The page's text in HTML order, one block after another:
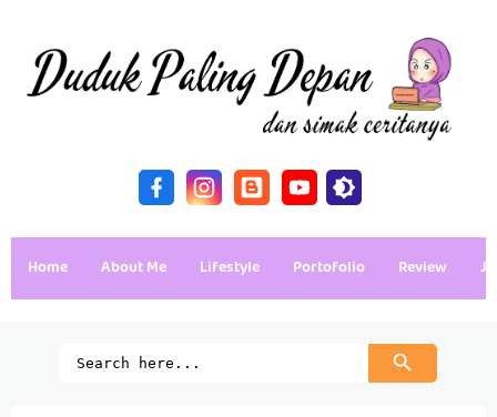
Home About Me Lifestyle Portofolio Review